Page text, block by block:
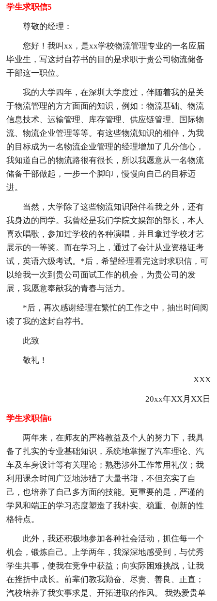
学生求职信5
尊敬的经理：
您好！我叫xx，是xx学校物流管理专业的一名应届
毕业生，写这封自荐书的目的是求职于贵公司物流储备
干部这一职位。
我的大学四年，在深圳大学度过，伴随着我的是关
于物流管理的方方面面的知识，例如：物流基础、物流
信息技术、运输管理、库存管理、供应链管理、国际物
流、物流企业管理等等。有这些物流知识的相伴，为我
的目标成为一名物流企业管理的经理增加了几分信心，
我知道自己的物流路很有很长，所以我愿意从一名物流
储备干部做起，一步一个脚印，慢慢向自己的目标迈
进。
当然，大学除了这些物流知识陪伴着我之外，还有
我身边的同学。我曾经是我们学院文娱部的部长，本人
喜欢唱歌，参加过学校的各种演唱，并且拿过学校才艺
展示的一等奖。而在学习上，通过了会计从业资格证考
试，英语六级考试。*后，希望经理看完这封求职信，可
以给我一次到贵公司面试工作的机会，为贵公司的发
展，我愿意奉献我的青春与活力。
*后，再次感谢经理在繁忙的工作之中，抽出时间阅
读了我的这封自荐书。
此致
敬礼！
XXX
20xx年XX月XX日
学生求职信6
两年来，在师友的严格教益及个人的努力下，我具
备了扎实的专业基础知识，系统地掌握了汽车理论、汽
车及车身设计等有关理论；熟悉涉外工作常用礼仪；我
利用课余时间广泛地涉猎了大量书籍，不但充实了自
己，也培养了自己多方面的技能。更重要的是，严谨的
学风和端正的学习态度塑造了我朴实、稳重、创新的性
格特点。
此外，我还积极地参加各种社会活动，抓住每一个
机会，锻炼自己。上学两年，我深深地感受到，与优秀
学生共事，使我在竞争中获益；向实际困难挑战，让我
在挫折中成长。前辈们教我勤奋、尽责、善良、正直；
汽校培养了我实事求是、开拓进取的作风。 我热爱贵单